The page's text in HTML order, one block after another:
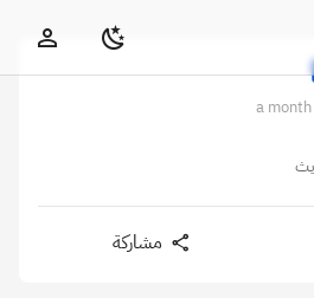
مشاركة